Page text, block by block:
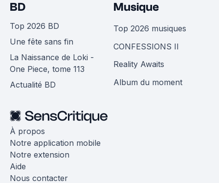
BD
Top 2026 BD
Une fête sans fin
La Naissance de Loki -
One Piece, tome 113
Actualité BD
Musique
Top 2026 musiques
CONFESSIONS II
Reality Awaits
Album du moment
À propos
Notre application mobile
Notre extension
Aide
Nous contacter